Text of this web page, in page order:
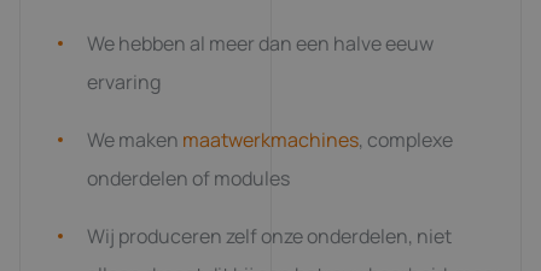
We hebben al meer dan een halve eeuw
ervaring
We maken maatwerkmachines, complexe
onderdelen of modules
Wij produceren zelf onze onderdelen, niet